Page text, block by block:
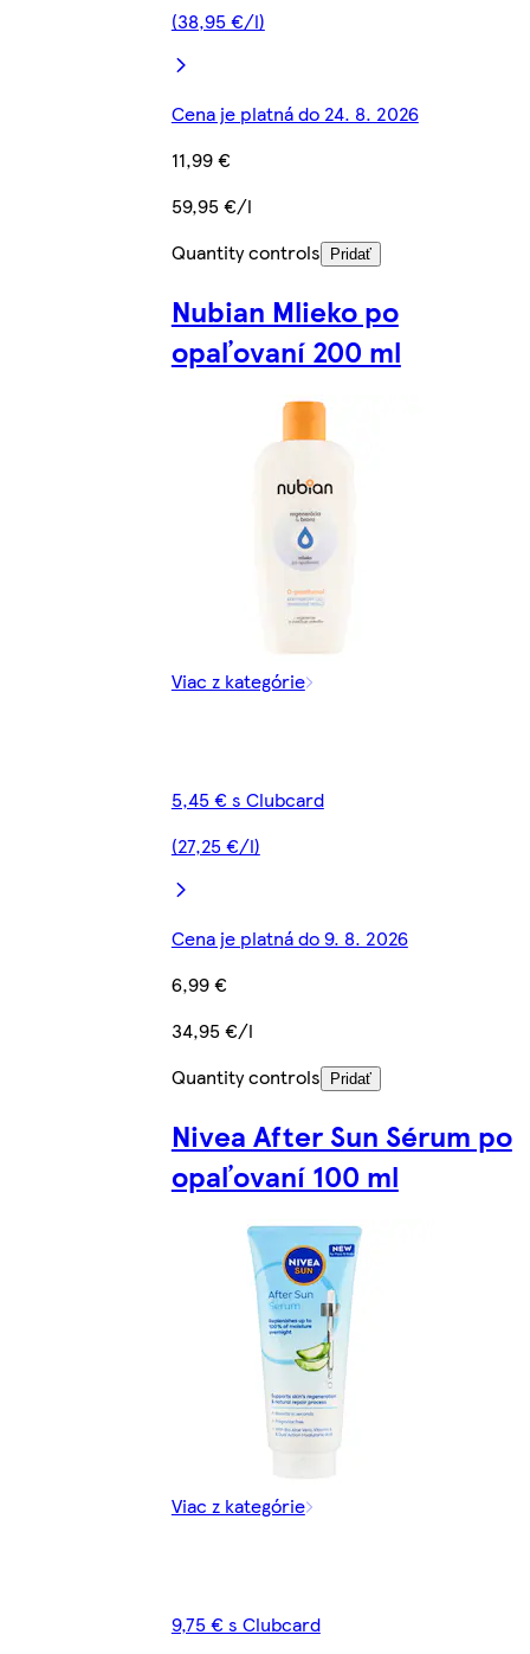
(38,95 €/l)
Cena je platná do 24. 8. 2026
11,99 €
59,95 €/l
Quantity controls
Pridať
Nubian Mlieko po
opaľovaní 200 ml
Viac z kategórie
5,45 € s Clubcard
(27,25 €/l)
Cena je platná do 9. 8. 2026
6,99 €
34,95 €/l
Quantity controls
Pridať
Nivea After Sun Sérum po
opaľovaní 100 ml
Viac z kategórie
9,75 € s Clubcard